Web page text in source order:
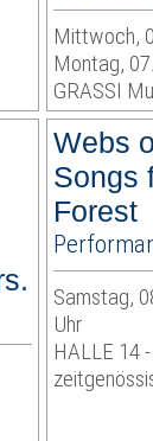
Mittwoch,
Montag,
GRASSI
Webs
Songs
Forest
Samstag,
Uhr
HALLE 14